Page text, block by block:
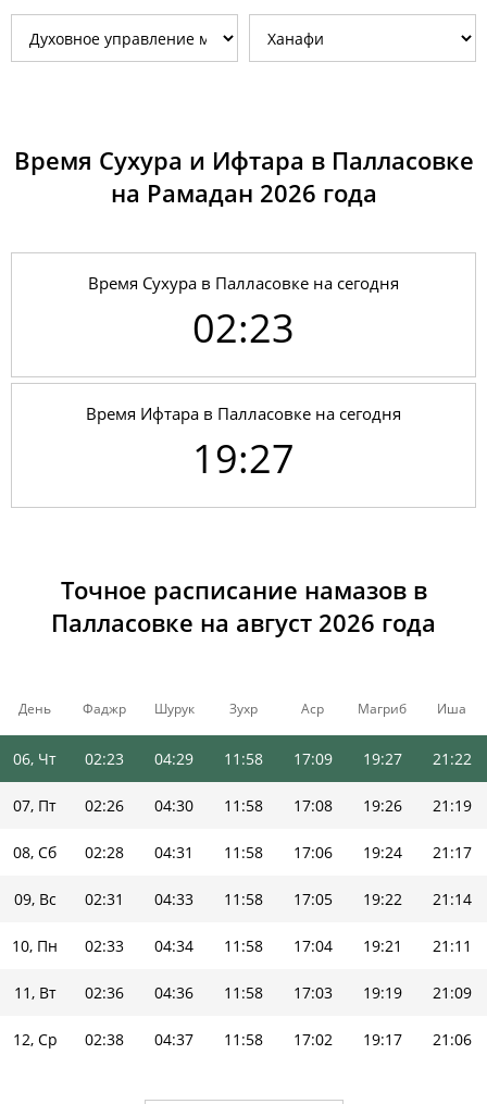
Время Сухура и Ифтара в Палласовке
на Рамадан 2026 годa
Время Сухура в Палласовке на сегодня
02:23
Время Ифтара в Палласовке на сегодня
19:27
Точное расписание намазов в
Палласовке на август 2026 года
День Фаджр Шурук Зухр Аср Магриб Иша
03, Пн 02:15 04:24 11:59 17:12 19:32 21:30
05, Ср 02:21 04:27 11:59 17:10 19:29 21:25
06, Чт 02:23 04:29 11:58 17:09 19:27 21:22
07, Пт 02:26 04:30 11:58 17:08 19:26 21:19
08, Сб 02:28 04:31 11:58 17:06 19:24 21:17
09, Вс 02:31 04:33 11:58 17:05 19:22 21:14
10, Пн 02:33 04:34 11:58 17:04 19:21 21:11
11, Вт 02:36 04:36 11:58 17:03 19:19 21:09
12, Ср 02:38 04:37 11:58 17:02 19:17 21:06